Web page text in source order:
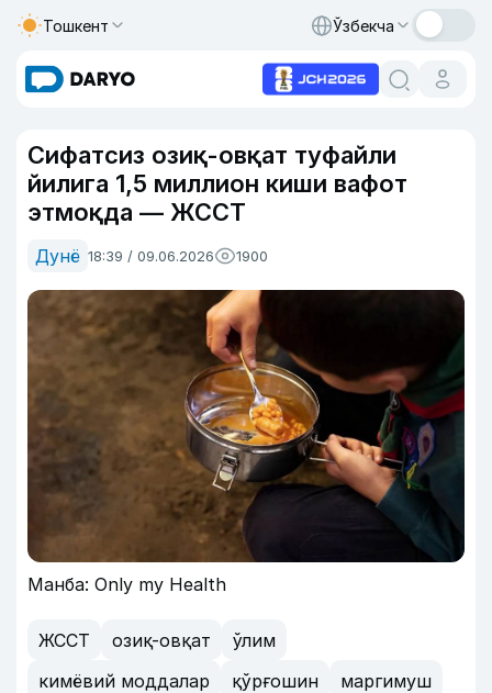
Тошкент Ўзбекча
Сифатсиз озиқ-овқат туфайли
йилига 1,5 миллион киши вафот
этмоқда — ЖССТ
Дунё 18:39 / 09.06.2026 1900
Манба: Only my Health
ЖССТ озиқ-овқат
ўлим
кимёвий моддалар
қўрғошин
маргимуш